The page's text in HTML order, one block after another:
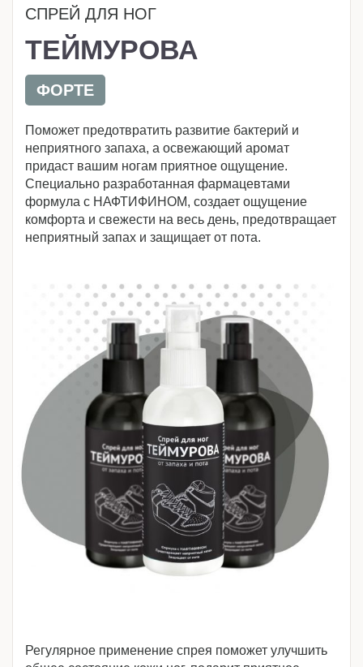
СПРЕЙ ДЛЯ НОГ
ТЕЙМУРОВА
ФОРТЕ
Поможет предотвратить развитие бактерий и
неприятного запаха, а освежающий аромат
придаст вашим ногам приятное ощущение.
Специально разработанная фармацевтами
формула с НАФТИФИНОМ, создает ощущение
комфорта и свежести на весь день, предотвращает
неприятный запах и защищает от пота.
Регулярное применение спрея поможет улучшить